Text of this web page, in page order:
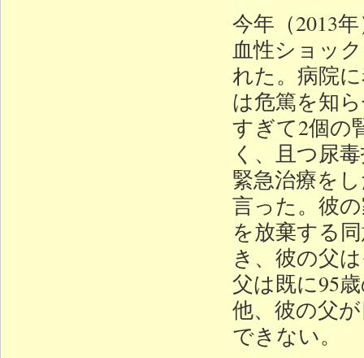
今年（2013
血性ショッ
れた。病院
は危篤を知
すぎて2個の
く、且つ尿
緊急治療を
言った。彼
を放棄する
き、彼の父
父は既に95
他、彼の父
できない。